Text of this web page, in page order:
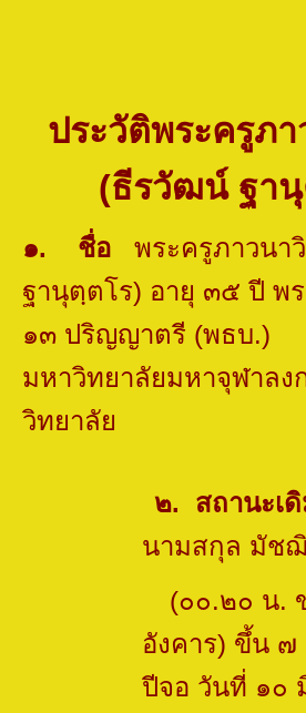
ประวัติพระครูภ
(ธีรวัฒน์ ฐา
๑. ชื่อ
พระครูภาวนา
ฐานุตฺตโร) อายุ ๓๕ ปี พ
๑๓ ปริญญาตรี
มหาวิทยาลัยมหาจุฬาลง
วิทยาลัย
๒. สถานะเดิ
นามสกุล มัช
(๐๐.๒๐ น. ขอ
อังคาร) ขึ้น ๗
ปีจอ วันที่ ๑๐